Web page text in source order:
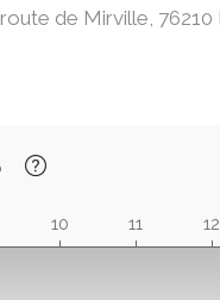
de Mirville,
10 11 12